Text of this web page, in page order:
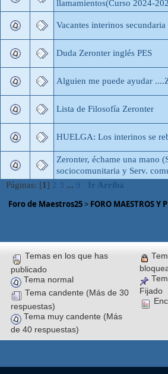
llamamientos(Curso 2024-
Vacantes interinos secundaria
Duda Zeronter inglés PES
Alguien me puede ayudar
Lista de Filosofía Zeronter
HUELGA: Los interinos se
Zeronter, échame una mano
sociocomunitaria y Serv.
Páginas: [1] 2 3 ... 9 Ir Arriba
Foro de Maestros25> FORO MAESTROS Y
Temas en los que has
publicado
Tema normal
Tema candente (Más de 30
respuestas)
Tema muy candente (Más
de 40 respuestas)
Fijado